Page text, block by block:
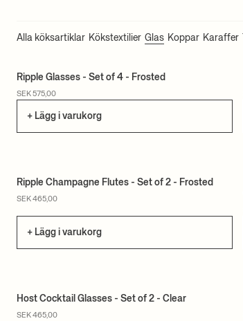
Alla köksartiklar Kökstextilier Glas Koppar Karaffer
Ripple Glasses - Set of 4 - Frosted
SEK 575,00
+ Lägg i varukorg
Ripple Champagne Flutes - Set of 2 - Frosted
SEK 465,00
+ Lägg i varukorg
Host Cocktail Glasses - Set of 2 - Clear
SEK 465,00